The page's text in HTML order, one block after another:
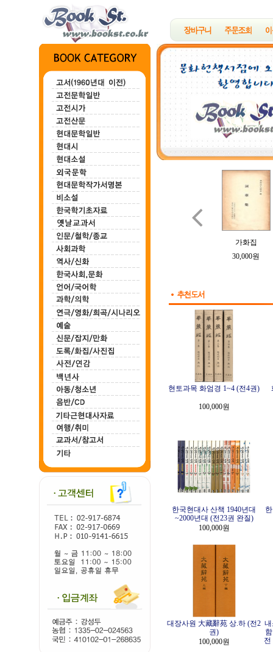
한하운시초
200,000원
정지용시집
700,000원
가화집
30,000원

현토과목 화엄경 1~4 (전4권)
100,000원
한국현대사 산책 1940년대
~2000년대 (전23권 완질)
100,000원
대장사원 大藏辭苑 상.하 (전2
권)
100,000원
내
전